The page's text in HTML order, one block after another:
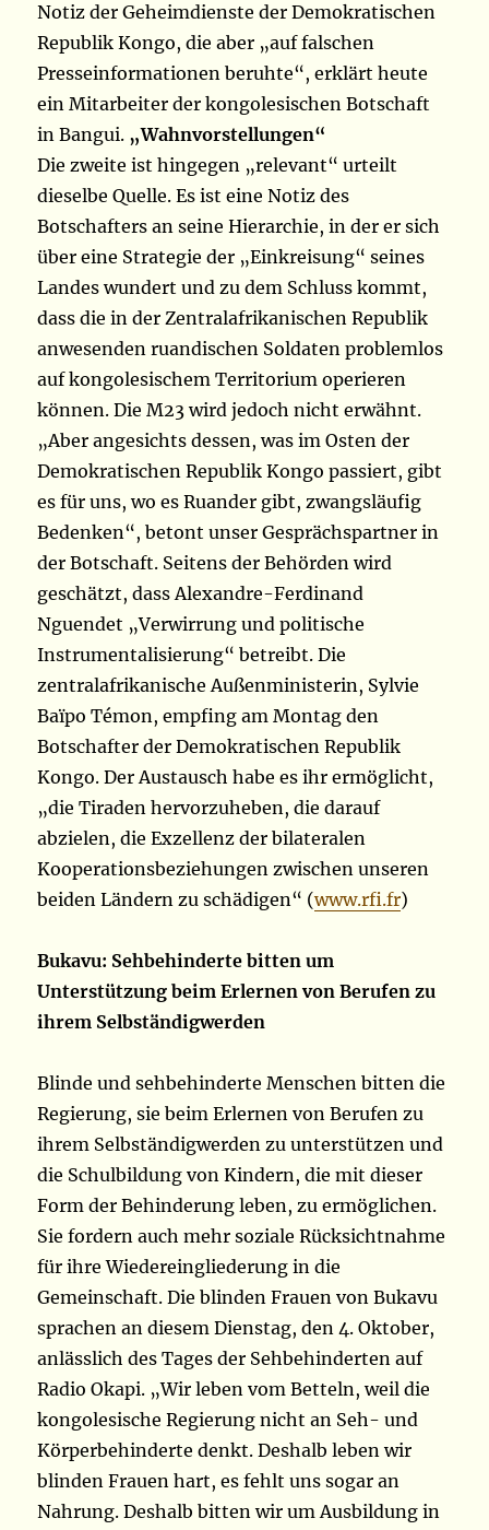
Notiz der Geheimdienste der Demokratischen
Republik Kongo, die aber „auf falschen
Presseinformationen beruhte“, erklärt heute
ein Mitarbeiter der kongolesischen Botschaft
in Bangui. „Wahnvorstellungen“
Die zweite ist hingegen „relevant“ urteilt
dieselbe Quelle. Es ist eine Notiz des
Botschafters an seine Hierarchie, in der er sich
über eine Strategie der „Einkreisung“ seines
Landes wundert und zu dem Schluss kommt,
dass die in der Zentralafrikanischen Republik
anwesenden ruandischen Soldaten problemlos
auf kongolesischem Territorium operieren
können. Die M23 wird jedoch nicht erwähnt.
„Aber angesichts dessen, was im Osten der
Demokratischen Republik Kongo passiert, gibt
es für uns, wo es Ruander gibt, zwangsläufig
Bedenken“, betont unser Gesprächspartner in
der Botschaft. Seitens der Behörden wird
geschätzt, dass Alexandre-Ferdinand
Nguendet „Verwirrung und politische
Instrumentalisierung“ betreibt. Die
zentralafrikanische Außenministerin, Sylvie
Baïpo Témon, empfing am Montag den
Botschafter der Demokratischen Republik
Kongo. Der Austausch habe es ihr ermöglicht,
„die Tiraden hervorzuheben, die darauf
abzielen, die Exzellenz der bilateralen
Kooperationsbeziehungen zwischen unseren
beiden Ländern zu schädigen“ (www.rfi.fr)
Bukavu: Sehbehinderte bitten um
Unterstützung beim Erlernen von Berufen zu
ihrem Selbständigwerden
Blinde und sehbehinderte Menschen bitten die
Regierung, sie beim Erlernen von Berufen zu
ihrem Selbständigwerden zu unterstützen und
die Schulbildung von Kindern, die mit dieser
Form der Behinderung leben, zu ermöglichen.
Sie fordern auch mehr soziale Rücksichtnahme
für ihre Wiedereingliederung in die
Gemeinschaft. Die blinden Frauen von Bukavu
sprachen an diesem Dienstag, den 4. Oktober,
anlässlich des Tages der Sehbehinderten auf
Radio Okapi. „Wir leben vom Betteln, weil die
kongolesische Regierung nicht an Seh- und
Körperbehinderte denkt. Deshalb leben wir
blinden Frauen hart, es fehlt uns sogar an
Nahrung. Deshalb bitten wir um Ausbildung in